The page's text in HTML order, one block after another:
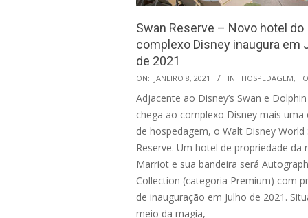
Swan Reserve – Novo hotel do
complexo Disney inaugura em
de 2021
2021-
01-
08
ON: JANEIRO 8, 2021 IN: HOSPEDAGEM,
Adjacente ao Disney’s Swan e
chega ao complexo Disney mais uma
de hospedagem, o Walt Disney World
Reserve. Um hotel de propriedade da
Marriot e sua bandeira será Autograph
Collection (categoria Premium) com
de inauguração em Julho de 2021.
meio da magia,